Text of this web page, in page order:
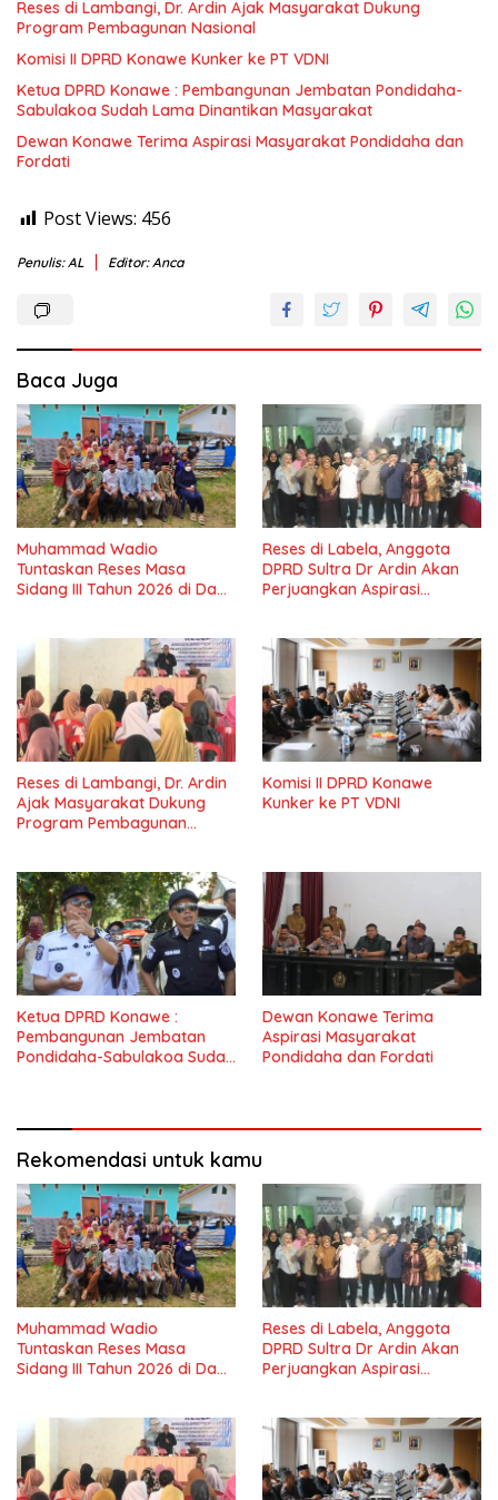
Reses di Lambangi, Dr. Ardin Ajak Masyarakat Dukung
Program Pembagunan Nasional
Komisi II DPRD Konawe Kunker ke PT VDNI
Ketua DPRD Konawe : Pembangunan Jembatan Pondidaha-
Sabulakoa Sudah Lama Dinantikan Masyarakat
Dewan Konawe Terima Aspirasi Masyarakat Pondidaha dan
Fordati
Post Views: 456
Penulis: AL Editor: Anca
Baca Juga
Muhammad Wadio
Tuntaskan Reses Masa
Sidang III Tahun 2026 di Dapil
Reses di Labela, Anggota
DPRD Sultra Dr Ardin Akan
Perjuangkan Aspirasi
Reses di Lambangi, Dr. Ardin
Ajak Masyarakat Dukung
Program Pembagunan
Komisi II DPRD Konawe
Kunker ke PT VDNI
Ketua DPRD Konawe :
Pembangunan Jembatan
Pondidaha-Sabulakoa Sudah
Dewan Konawe Terima
Aspirasi Masyarakat
Pondidaha dan Fordati
Rekomendasi untuk kamu
Muhammad Wadio
Tuntaskan Reses Masa
Sidang III Tahun 2026 di Dapil
Reses di Labela, Anggota
DPRD Sultra Dr Ardin Akan
Perjuangkan Aspirasi